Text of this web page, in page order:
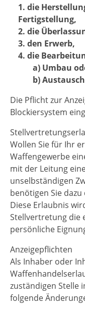
1. die
Fertigstellung,
2. die
3. den Erwerb,
4. die
a) Umbau
b)
Die Pflicht zur
Blockiersystem
Wollen Sie für Ihr
Waffengewerbe
mit der Leitung
unselbständigen
benötigen Sie
Diese Erlaubnis
Stellvertretung die
persönliche
Anzeigepflichten
Als Inhaber oder
zuständigen Stelle
folgende